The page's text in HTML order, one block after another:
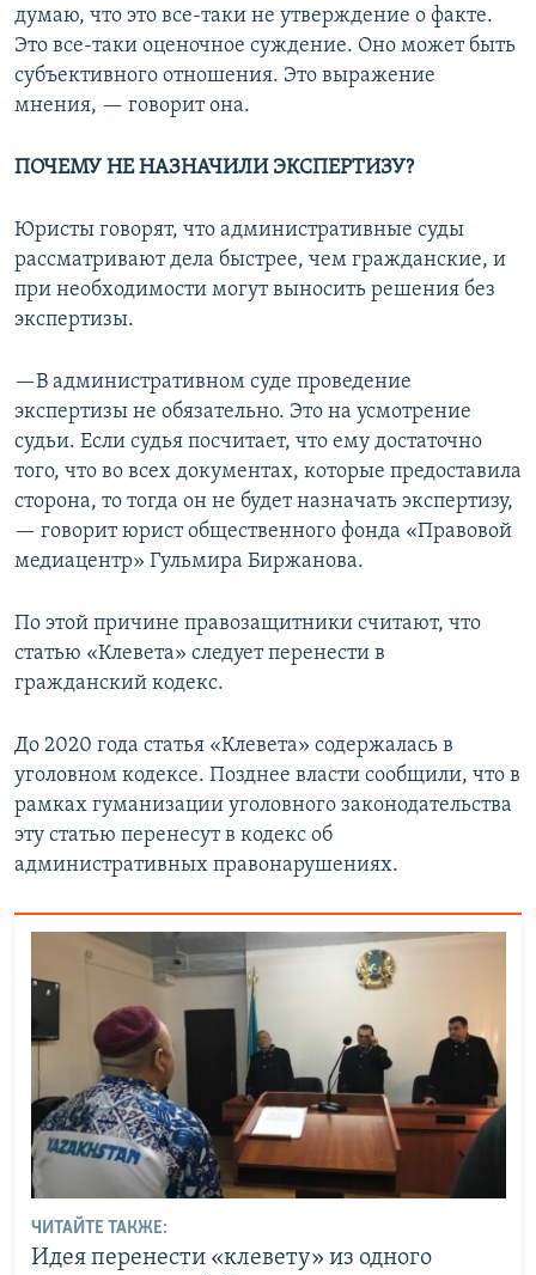
думаю, что это все-таки не утверждение о факте.
Это все-таки оценочное суждение. Оно может быть
субъективного отношения. Это выражение
мнения, — говорит она.
ПОЧЕМУ НЕ НАЗНАЧИЛИ ЭКСПЕРТИЗУ?
Юристы говорят, что административные суды
рассматривают дела быстрее, чем гражданские, и
при необходимости могут выносить решения без
экспертизы.
—В административном суде проведение
экспертизы не обязательно. Это на усмотрение
судьи. Если судья посчитает, что ему достаточно
того, что во всех документах, которые предоставила
сторона, то тогда он не будет назначать экспертизу,
— говорит юрист общественного фонда «Правовой
медиацентр» Гульмира Биржанова.
По этой причине правозащитники считают, что
статью «Клевета» следует перенести в
гражданский кодекс.
До 2020 года статья «Клевета» содержалась в
уголовном кодексе. Позднее власти сообщили, что в
рамках гуманизации уголовного законодательства
эту статью перенесут в кодекс об
административных правонарушениях.
ЧИТАЙТЕ ТАКЖЕ:
Идея перенести «клевету» из одного